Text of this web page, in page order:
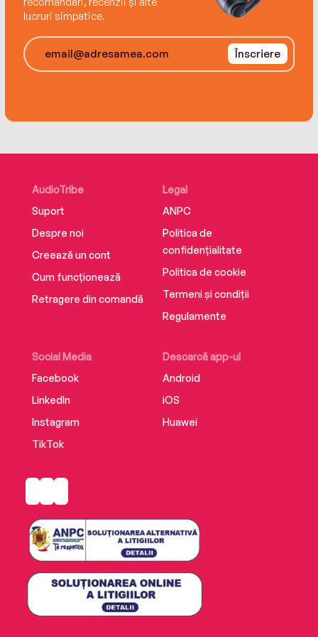
lucruri simpatice.
Înscriere
AudioTribe
Suport
Despre noi
Creează un cont
Cum funcționează
Retragere din comandă
Social Media
Facebook
LinkedIn
Instagram
TikTok
Descarcă app-ul
Android
iOS
Huawei
Legal
ANPC
Politica de
confidențialitate
Politica de cookie
Termeni și condiții
Regulamente